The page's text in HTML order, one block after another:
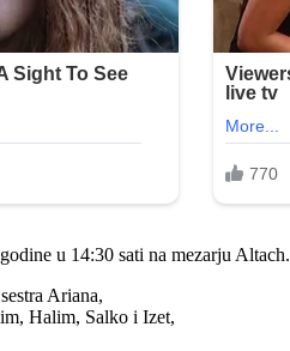
u 14:30 sati na mezarju Altach.
Ariana,
Halim, Salko i Izet,